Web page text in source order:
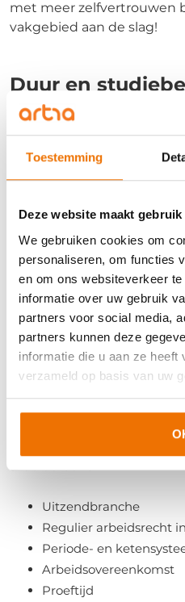
Toestemming
Deze website maakt
We gebruiken cookies om
personaliseren, om functies
en om ons websiteverkeer
informatie over uw gebruik
partners voor social media,
partners kunnen deze
informatie die u aan ze
verzameld op basis van uw
met meer zelfvertrouwen
vakgebied aan de slag!
Duur en
Deze training duurt 2
uur. Daarnaast moet je
Investering
btw)
Wil jij je inschrijven voor
de Engelse pagina. Klik
Translate to English
Inhoud
Uitzendbranche
Regulier arbeidsrecht
Periode- en
Arbeidsovereenkomst
Proeftijd